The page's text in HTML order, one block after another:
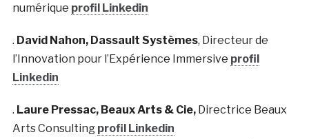
numérique profil Linkedin
. David Nahon, Dassault Systèmes, Directeur de
l’Innovation pour l’Expérience Immersive profil
Linkedin
. Laure Pressac, Beaux Arts & Cie, Directrice Beaux
Arts Consulting profil Linkedin